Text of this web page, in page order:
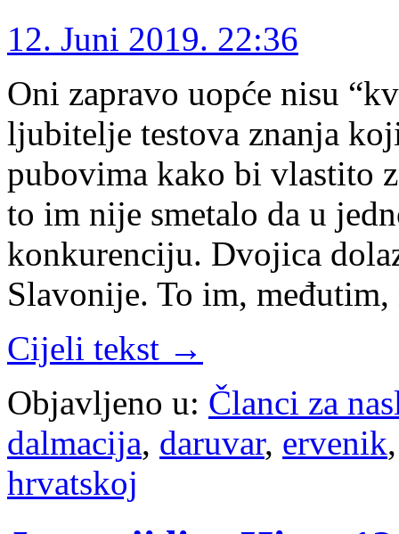
12. Juni 2019. 22:36
Oni zapravo uopće nisu
ljubitelje testova znanja
pubovima kako bi vlastito
to im nije smetalo da u
konkurenciju. Dvojica
Slavonije. To im,
Cijeli tekst →
Objavljeno u: Članci za
dalmacija, daruvar, ervenik
hrvatskoj